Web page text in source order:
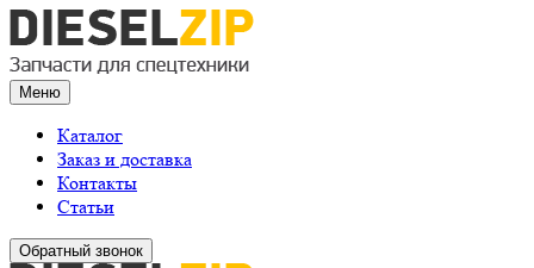
Меню
Каталог
Заказ и доставка
Контакты
Статьи
Обратный звонок